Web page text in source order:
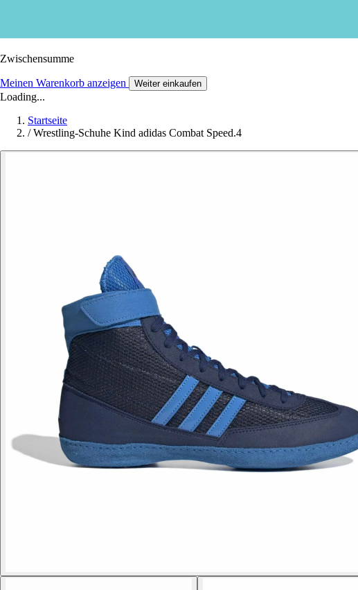
Zwischensumme
Meinen Warenkorb anzeigen Weiter einkaufen
Loading...
Startseite
/ Wrestling-Schuhe Kind adidas Combat Speed.4